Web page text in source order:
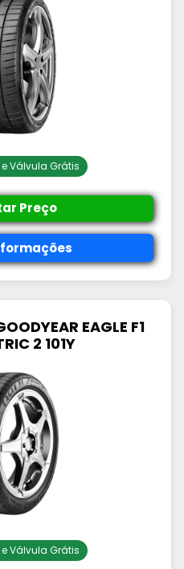
Válvula Grátis
Preço
EAGLE F1
2 101Y
Válvula Grátis